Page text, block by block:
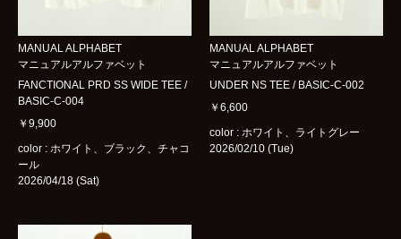
MANUAL ALPHABET
マニュアルアルファベット
FANCTIONAL PRD SS WIDE TEE /
BASIC-C-004
￥9,900
color : ホワイト、ブラック、チャコ
ール
2026/04/18 (Sat)
MANUAL ALPHABET
マニュアルアルファベット
UNDER NS TEE / BASIC-C-002
￥6,600
color : ホワイト、ライトグレー
2026/02/10 (Tue)